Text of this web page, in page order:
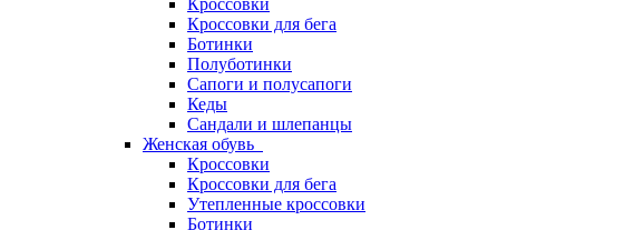
Кроссовки
Кроссовки для бега
Ботинки
Полуботинки
Сапоги и полусапоги
Кеды
Сандали и шлепанцы
Женская обувь
Кроссовки
Кроссовки для бега
Утепленные кроссовки
Ботинки